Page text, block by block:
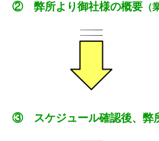
② 弊所より御社様の概要（
③ スケジュール確認後、弊